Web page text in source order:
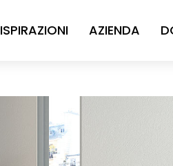
ISPIRAZIONI AZIENDA